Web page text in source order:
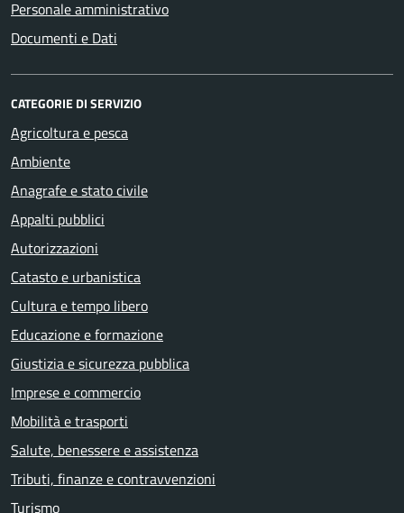
Personale amministrativo
Documenti e Dati
CATEGORIE DI SERVIZIO
Agricoltura e pesca
Ambiente
Anagrafe e stato civile
Appalti pubblici
Autorizzazioni
Catasto e urbanistica
Cultura e tempo libero
Educazione e formazione
Giustizia e sicurezza pubblica
Imprese e commercio
Mobilità e trasporti
Salute, benessere e assistenza
Tributi, finanze e contravvenzioni
Turismo